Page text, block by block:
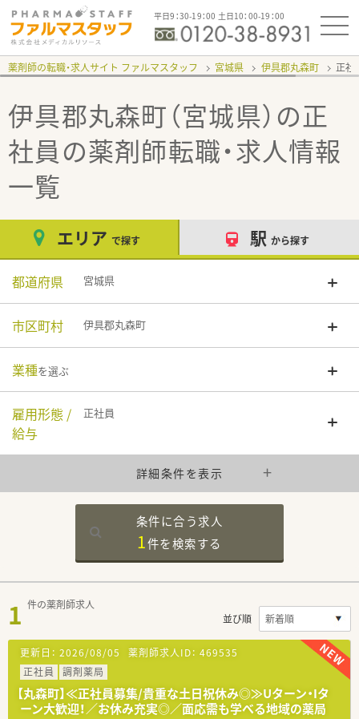
平日9：30-19：00 土日10：00-19：00
薬剤師の転職・求人サイト ファルマスタッフ 宮城県 伊具郡丸森町 正
伊具郡丸森町（宮城県）の正
社員の薬剤師転職・求人情報
一覧
エリア で探す 駅 から探す
都道府県 宮城県
市区町村 伊具郡丸森町
業種を選ぶ
雇用形態 /
給与
正社員
詳細条件を表示
条件に合う求人
1件を検索する
1 件の薬剤師求人
並び順
更新日： 2026/08/05 薬剤師求人ID： 469535
正社員
調剤薬局
【丸森町】≪正社員募集/貴重な土日祝休み◎≫Uターン・Iタ
ーン大歓迎！／お休み充実◎／面応需も学べる地域の薬局